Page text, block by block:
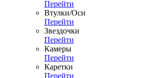
Перейти
Втулки/Оси
Перейти
Звездочки
Перейти
Камеры
Перейти
Каретки
Перейти